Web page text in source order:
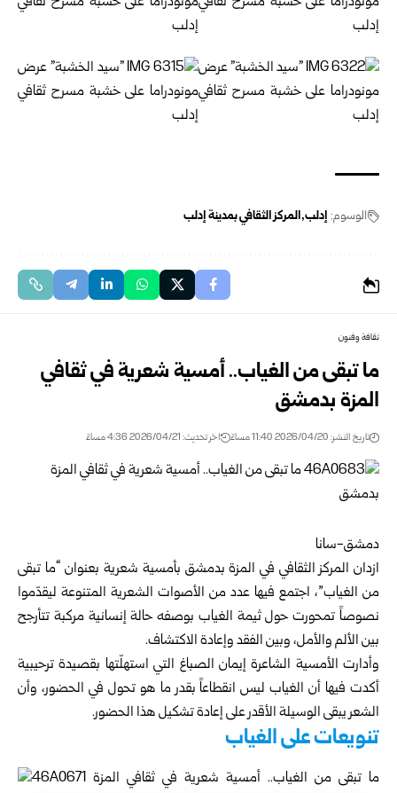
الوسوم: إدلب المركز الثقافي بمدينة إدلب
ثقافة وفنون
ما تبقى من الغياب.. أمسية شعرية في ثقافي
المزة بدمشق
تاريخ النشر: 2026/04/20 11:40 مساءً اخر تحديث: 2026/04/21 4:36 مساءً
دمشق-سانا
ازدان المركز الثقافي في المزة بدمشق بأمسية شعرية بعنوان “ما تبقى
من الغياب”، اجتمع فيها عدد من الأصوات الشعرية المتنوعة ليقدّموا
نصوصاً تمحورت حول ثيمة الغياب بوصفه حالة إنسانية مركبة تتأرجح
بين الألم والأمل، وبين الفقد وإعادة الاكتشاف.
وأدارت الأمسية الشاعرة إيمان الصباغ التي استهلّتها بقصيدة ترحيبية
أكدت فيها أن الغياب ليس انقطاعاً بقدر ما هو تحول في الحضور، وأن
الشعر يبقى الوسيلة الأقدر على إعادة تشكيل هذا الحضور.
تنويعات على الغياب